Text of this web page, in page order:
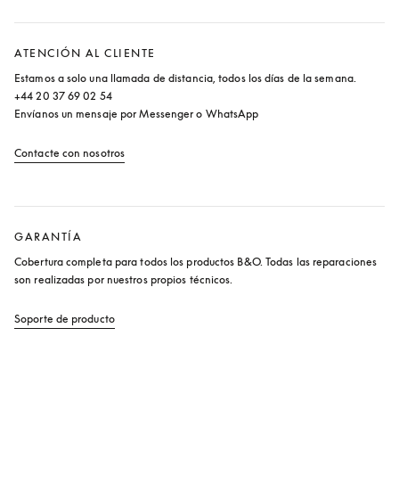
ATENCIÓN AL CLIENTE
Estamos a solo una llamada de distancia, todos los días de la semana.
+44 20 37 69 02 54
Envíanos un mensaje por Messenger o WhatsApp
Contacte con nosotros
GARANTÍA
Cobertura completa para todos los productos B&O. Todas las reparaciones
son realizadas por nuestros propios técnicos.
Soporte de producto